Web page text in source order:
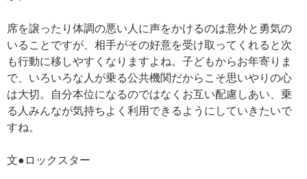
席を譲ったり体調の悪い人に声をかけるのは意外と勇気の
いることですが、相手がその好意を受け取ってくれると次
も行動に移しやすくなりますよね。子どもからお年寄りま
で、いろいろな人が乗る公共機関だからこそ思いやりの心
は大切。自分本位になるのではなくお互い配慮しあい、乗
る人みんなが気持ちよく利用できるようにしていきたいで
すね。
文●ロックスター